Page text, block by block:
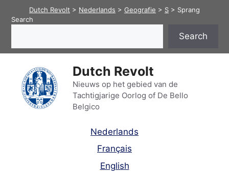
Dutch Revolt > Nederlands > Geografie > S > Sprang
Search
Search
Dutch Revolt
Nieuws op het gebied van de
Tachtigjarige Oorlog of De Bello
Belgico
Nederlands
Français
English